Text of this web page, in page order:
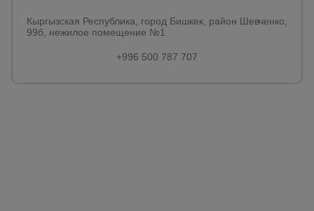
Кыргызская Республика, город Бишкек, район Шевченко,
99б, нежилое помещение №1
+996 500 787 707